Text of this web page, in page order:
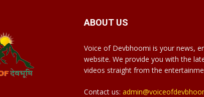
ABOUT US
Voice of Devbhoomi is your news,
website. We provide you with the
videos straight from the
Contact us: